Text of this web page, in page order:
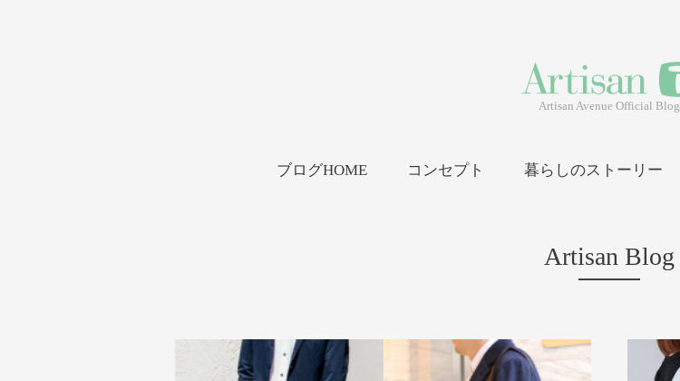
Artisan Avenue Official Blog
ブログHOME コンセプト 暮らしのストーリー
Artisan Blog